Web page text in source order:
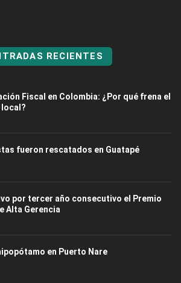
RECIENTES
Fiscal en Colombia: ¿Por qué frena el
fueron rescatados en Guatapé
por tercer año consecutivo el Premio
Alta Gerencia
en Puerto Nare